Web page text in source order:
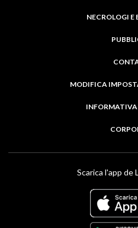
NECROLOGI
MODIFICA
Scarica l'app de